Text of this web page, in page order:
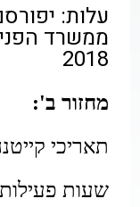
עלות:
ממשרד
2018
מחזור ב':
תאריכי קייטנה 2-
שעות